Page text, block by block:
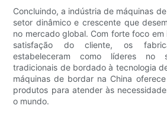
Concluindo, a indústria de máquinas
setor dinâmico e crescente que
no mercado global. Com forte foco
satisfação do cliente, os
estabeleceram como líderes no
tradicionais de bordado à tecnologia
máquinas de bordar na China
produtos para atender às
o mundo.